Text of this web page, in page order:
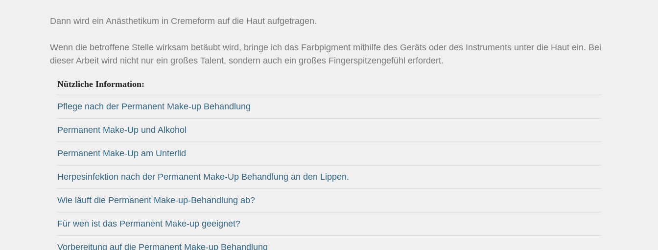
Dann wird ein Anästhetikum in Cremeform auf die Haut aufgetragen.
Wenn die betroffene Stelle wirksam betäubt wird, bringe ich das Farbpigment mithilfe des Geräts oder des Instruments unter die Haut ein. Bei
dieser Arbeit wird nicht nur ein großes Talent, sondern auch ein großes Fingerspitzengefühl erfordert.
Nützliche Information:
Pflege nach der Permanent Make-up Behandlung
Permanent Make-Up und Alkohol
Permanent Make-Up am Unterlid
Herpesinfektion nach der Permanent Make-Up Behandlung an den Lippen.
Wie läuft die Permanent Make-up-Behandlung ab?
Für wen ist das Permanent Make-up geeignet?
Vorbereitung auf die Permanent Make-up Behandlung